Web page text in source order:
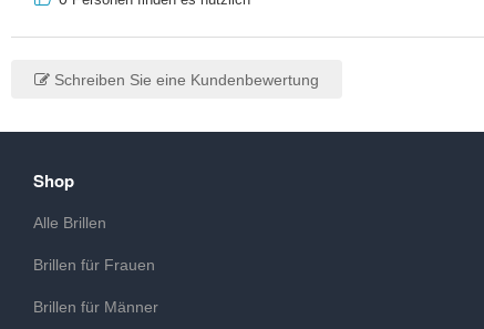
Schreiben Sie eine Kundenbewertung
Shop
Alle Brillen
Brillen für Frauen
Brillen für Männer